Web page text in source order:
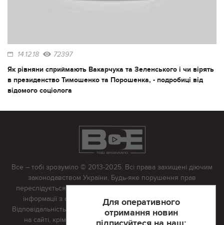
14.12.18 72397
Як рівняни сприймають Вакарчука та Зеленського і чи вірять
в президенство Тимошенко та Порошенка, - подробиці від
відомого соціолога
Для оперативного
отримання новин
Все – тобі зрозуміло © 2013-2025. Всі права захищені діючим
законодавством України. Будь-яке порушення прав
переслідується в судовому порядку. Будь-яке відтворення
інформації з сайту тільки з письмово дозволу редакції.
Відповідальність за достовірність усіх матеріалів, розміщених
на сайті, крім матеріалів, які містять посилання на інші